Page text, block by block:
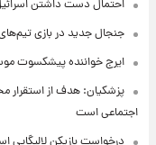
احتمال دست داشتن
جنجال جدید در بازی
ایرج خواننده پیشکسوت
پزشکیان: هدف از استقرار
اجتماعی است